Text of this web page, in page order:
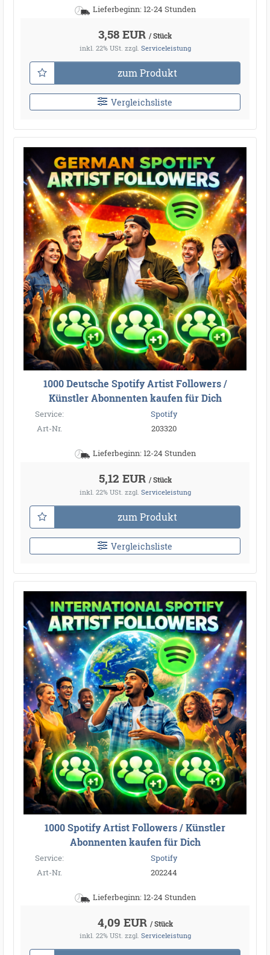
Lieferbeginn: 12-24 Stunden
3,58 EUR / Stück
inkl. 22% USt. zzgl. Serviceleistung
zum Produkt
Vergleichsliste
1000 Deutsche Spotify Artist Followers /
Künstler Abonnenten kaufen für Dich
Service:
Spotify
Art-Nr.
203320
Lieferbeginn: 12-24 Stunden
5,12 EUR / Stück
inkl. 22% USt. zzgl. Serviceleistung
zum Produkt
Vergleichsliste
1000 Spotify Artist Followers / Künstler
Abonnenten kaufen für Dich
Service:
Spotify
Art-Nr.
202244
Lieferbeginn: 12-24 Stunden
4,09 EUR / Stück
inkl. 22% USt. zzgl. Serviceleistung